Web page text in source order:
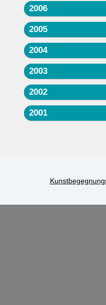
2006
2005
2004
2003
2002
2001